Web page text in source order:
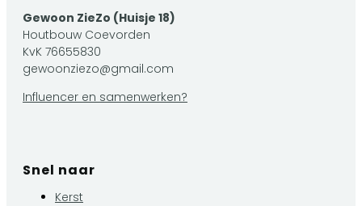
Gewoon ZieZo (Huisje 18)
Houtbouw Coevorden
KvK 76655830
gewoonziezo@gmail.com
Influencer en samenwerken?
Snel naar
Kerst